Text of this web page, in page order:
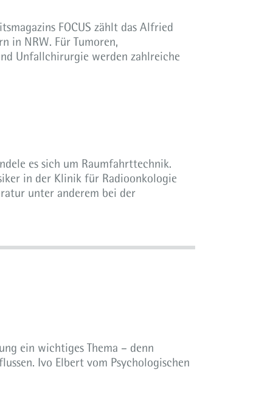
FOCUS zählt das Alfried
in NRW. Für Tumoren,
Unfallchirurgie werden zahlreiche
es sich um Raumfahrttechnik.
in der Klinik für Radioonkologie
unter anderem bei der
ein wichtiges Thema – denn
Ivo Elbert vom Psychologischen